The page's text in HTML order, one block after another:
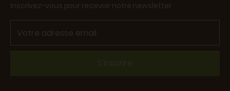
Inscrivez-vous pour recevoir notre newsletter
S'inscrire